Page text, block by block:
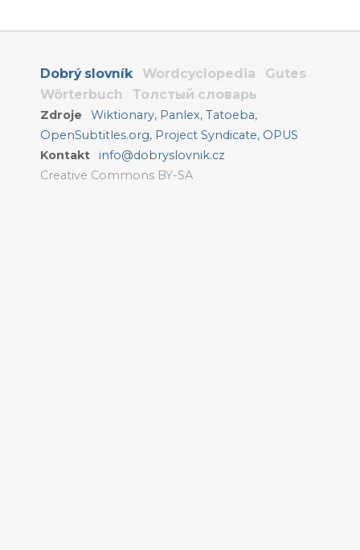
Dobrý slovník Wordcyclopedia
Gutes
Wörterbuch
Толстый словарь
Zdroje Wiktionary, Panlex,Tatoeba,
OpenSubtitles.org, Project Syndicate, OPUS
Kontakt
info@dobryslovnik.cz
Creative Commons BY-SA